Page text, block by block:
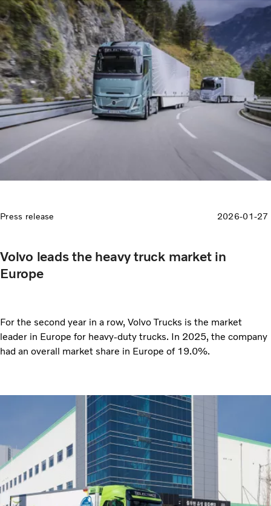
Press release 2026-01-27
Volvo leads the heavy truck market in
Europe
For the second year in a row, Volvo Trucks is the market
leader in Europe for heavy-duty trucks. In 2025, the company
had an overall market share in Europe of 19.0%.